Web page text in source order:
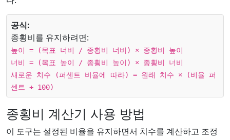
공식:
종횡비를 유지하려면:
높이 = (목표 너비 / 종횡비 너비) × 종횡비 높이
너비 = (목표 높이 / 종횡비 높이) × 종횡비 너비
새로운 치수 (퍼센트 비율에 따라) = 원래 치수 × (비율 퍼
센트 ÷ 100)
종횡비 계산기 사용 방법
이 도구는 설정된 비율을 유지하면서 치수를 계산하고 조정